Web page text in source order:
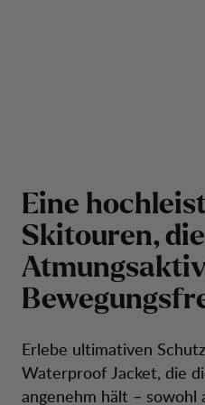
Eine hochleis
Skitouren, die
Atmungsakti
Bewegungsfr
Erlebe ultimativen
Waterproof Jacket, die
angenehm hält – sowohl